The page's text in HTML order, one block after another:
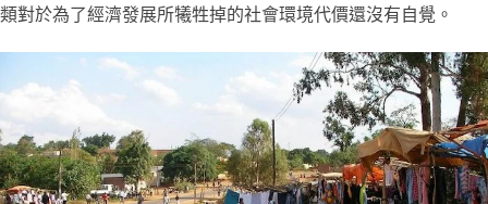
類對於為了經濟發展所犧牲掉的社會環境代價還沒有自覺。